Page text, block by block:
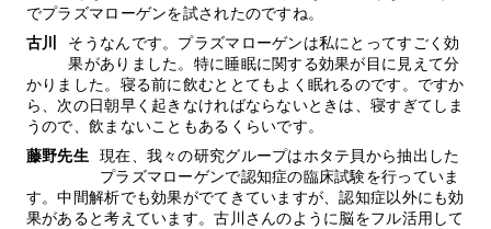
でプラズマローゲンを試されたのですね。
古川
そうなんです。プラズマローゲンは私にとってすごく効
果がありました。特に睡眠に関する効果が目に見えて分
かりました。寝る前に飲むととてもよく眠れるのです。ですか
ら、次の日朝早く起きなければならないときは、寝すぎてしま
うので、飲まないこともあるくらいです。
藤野先生
現在、我々の研究グループはホタテ貝から抽出した
プラズマローゲンで認知症の臨床試験を行っていま
す。中間解析でも効果がでてきていますが、認知症以外にも効
果があると考えています。古川さんのように脳をフル活用して